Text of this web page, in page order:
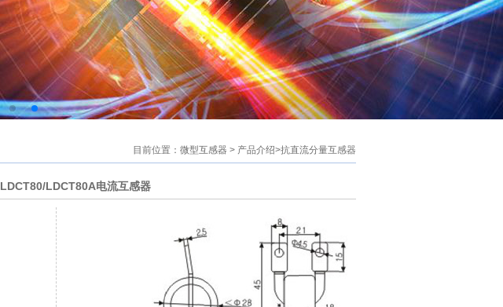
目前位置： 微型互感器 > 产品介绍>抗直流分量互感器
LDCT80/LDCT80A电流互感器